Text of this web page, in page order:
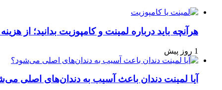
هرآنچه باید درباره لمینت و کامپوزیت بدانید؛ از
1 روز پیش
آیا لمینت دندان باعث آسیب به دندان‌های اصلی